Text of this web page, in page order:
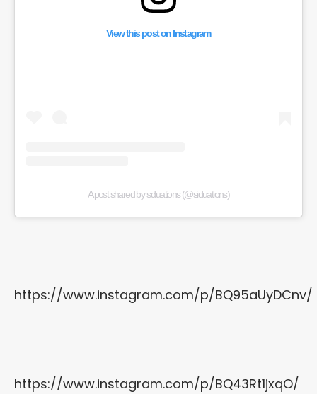
View this post on Instagram
A post shared by siduations (@siduations)
https://www.instagram.com/p/BQ95aUyDCnv/
https://www.instagram.com/p/BQ43Rt1jxqO/